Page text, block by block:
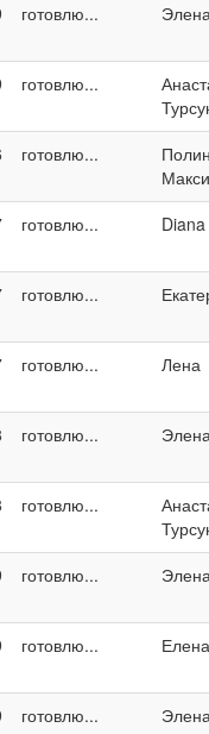
готовлю...
готовлю...
готовлю...
готовлю... Diana
готовлю...
готовлю... Лена
готовлю...
готовлю...
готовлю...
готовлю...
готовлю...